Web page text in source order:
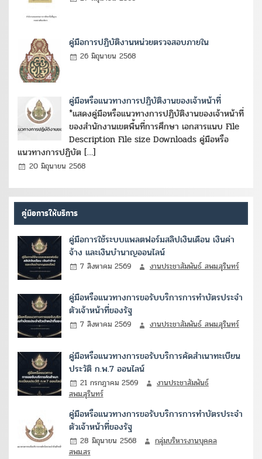
คู่มือการปฏิบัติงานหน่วยตรวจสอบภายใน
26 มิถุนายน 2568
คู่มือหรือแนวทางการปฏิบัติงานของเจ้าหน้าที่
*แสดงคู่มือหรือแนวทางการปฏิบัติงานของเจ้าหน้าที่
ของสำนักงานเขตพื้นที่การศึกษา เอกสารแนบ File
Description File size Downloads คู่มือหรือ
แนวทางการปฏิบัต […]
20 มิถุนายน 2568
คู่มือการให้บริการ
คู่มือการใช้ระบบแพลตฟอร์มสลิปเงินเดือน เงินค่า
จ้าง และเงินบำนาญออนไลน์
7 สิงหาคม 2569 งานประชาสัมพันธ์ สพม.สุรินทร์
คู่มือหรือแนวทางการขอรับบริการการทำบัตรประจำ
ตัวเจ้าหน้าที่ของรัฐ
7 สิงหาคม 2569 งานประชาสัมพันธ์ สพม.สุรินทร์
คู่มือหรือแนวทางการขอรับบริการคัดสำเนาทะเบียน
ประวัติ ก.พ.7 ออนไลน์
21 กรกฎาคม 2569
งานประชาสัมพันธ์
สพม.สุรินทร์
คู่มือหรือแนวทางการขอรับบริการการทำบัตรประจำ
ตัวเจ้าหน้าที่ของรัฐ
28 มิถุนายน 2568
กลุ่มบริหารงานบุคคล
สพม.สร